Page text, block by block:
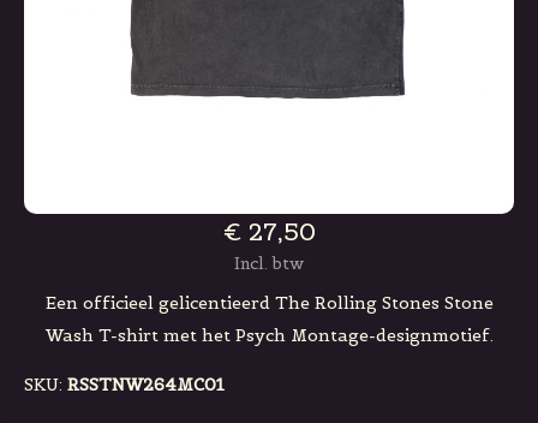
€ 27,50
Incl. btw
Een officieel gelicentieerd The Rolling Stones Stone
Wash T-shirt met het Psych Montage-designmotief.
SKU: RSSTNW264MC01